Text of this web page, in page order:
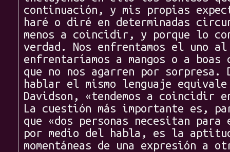
continuación, y mis propias
haré o diré en determinadas
menos a coincidir, y porque lo
verdad. Nos enfrentamos el uno
enfrentaríamos a mangos o a
que no nos agarren por sorpresa.
hablar el mismo lenguaje
Davidson, «tendemos a coincidir
La cuestión más importante es,
que «dos personas necesitan para
por medio del habla, es la
momentáneas de una expresión a